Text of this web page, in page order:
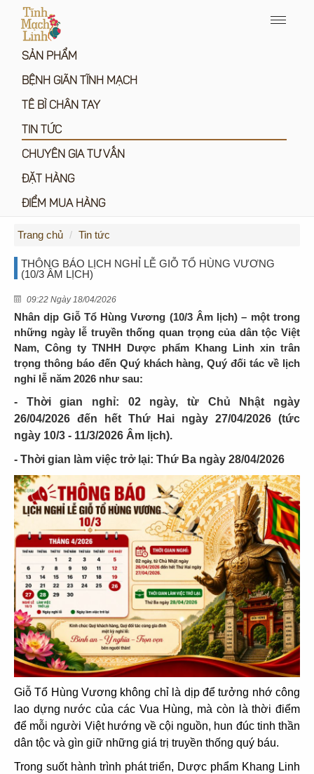
Menu
SẢN PHẨM
BỆNH GIÃN TĨNH MẠCH
TÊ BÌ CHÂN TAY
TIN TỨC
CHUYÊN GIA TƯ VẤN
ĐẶT HÀNG
ĐIỂM MUA HÀNG
Trang chủ Tin tức
THÔNG BÁO LỊCH NGHỈ LỄ GIỖ TỔ HÙNG VƯƠNG
(10/3 ÂM LỊCH)
09:22 Ngày 18/04/2026
Nhân dịp Giỗ Tổ Hùng Vương (10/3 Âm lịch) – một trong
những ngày lễ truyền thống quan trọng của dân tộc Việt
Nam, Công ty TNHH Dược phẩm Khang Linh xin trân
trọng thông báo đến Quý khách hàng, Quý đối tác về lịch
nghỉ lễ năm 2026 như sau:
- Thời gian nghỉ: 02 ngày, từ Chủ Nhật ngày
26/04/2026 đến hết Thứ Hai ngày 27/04/2026 (tức
ngày 10/3 - 11/3/2026 Âm lịch).
- Thời gian làm việc trở lại: Thứ Ba ngày 28/04/2026
Giỗ Tổ Hùng Vương không chỉ là dịp để tưởng nhớ công
lao dựng nước của các Vua Hùng, mà còn là thời điểm
để mỗi người Việt hướng về cội nguồn, hun đúc tinh thần
dân tộc và gìn giữ những giá trị truyền thống quý báu.
Trong suốt hành trình phát triển, Dược phẩm Khang Linh